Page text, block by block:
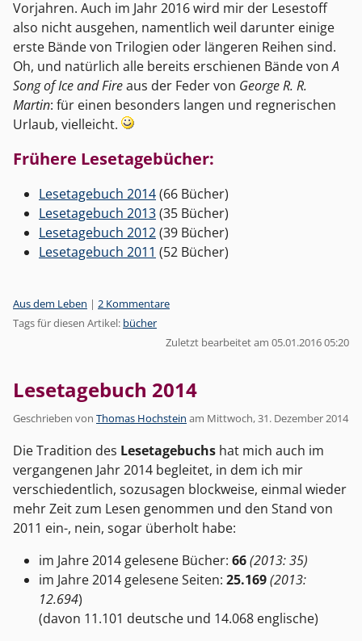
Vorjahren. Auch im Jahr 2016 wird mir der Lesestoff
also nicht ausgehen, namentlich weil darunter einige
erste Bände von Trilogien oder längeren Reihen sind.
Oh, und natürlich alle bereits erschienen Bände vonA
Song of Ice and Fireaus der Feder von George R. R.
Martin: für einen besonders langen und regnerischen
Urlaub, vielleicht.
Frühere Lesetagebücher:
Lesetagebuch 2014(66 Bücher)
Lesetagebuch 2013(35 Bücher)
Lesetagebuch 2012(39 Bücher)
Lesetagebuch 2011 (52 Bücher)
Kategorien:
Aus dem Leben | 2 Kommentare
Tags für diesen Artikel: bücher
Zuletzt bearbeitet am 05.01.2016 05:20
Lesetagebuch 2014
Geschrieben von Thomas Hochstein am Mittwoch, 31. Dezember 2014
Die Tradition des Lesetagebuchs hat mich auch im
vergangenen Jahr 2014 begleitet, in dem ich mir
verschiedentlich, sozusagen blockweise, einmal wieder
mehr Zeit zum Lesen genommen und den Stand von
2011 ein-, nein, sogar überholt habe:
im Jahre 2014 gelesene Bücher: 66(2013: 35)
im Jahre 2014 gelesene Seiten: 25.169(2013:
12.694)
(davon 11.101 deutsche und 14.068 englische)